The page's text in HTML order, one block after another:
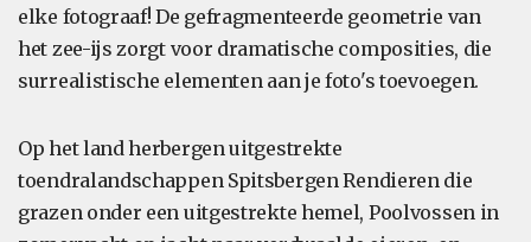
elke fotograaf! De gefragmenteerde geometrie van
het zee-ijs zorgt voor dramatische composities, die
surrealistische elementen aan je foto's toevoegen.
Op het land herbergen uitgestrekte
toendralandschappen Spitsbergen Rendieren die
grazen onder een uitgestrekte hemel, Poolvossen in